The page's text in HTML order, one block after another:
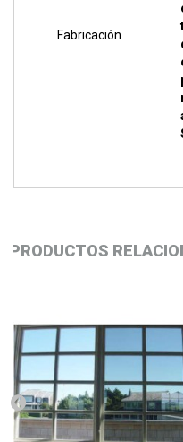
Fabricación
PRODUCTOS